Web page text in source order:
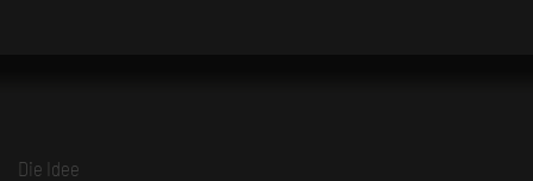
Die Idee